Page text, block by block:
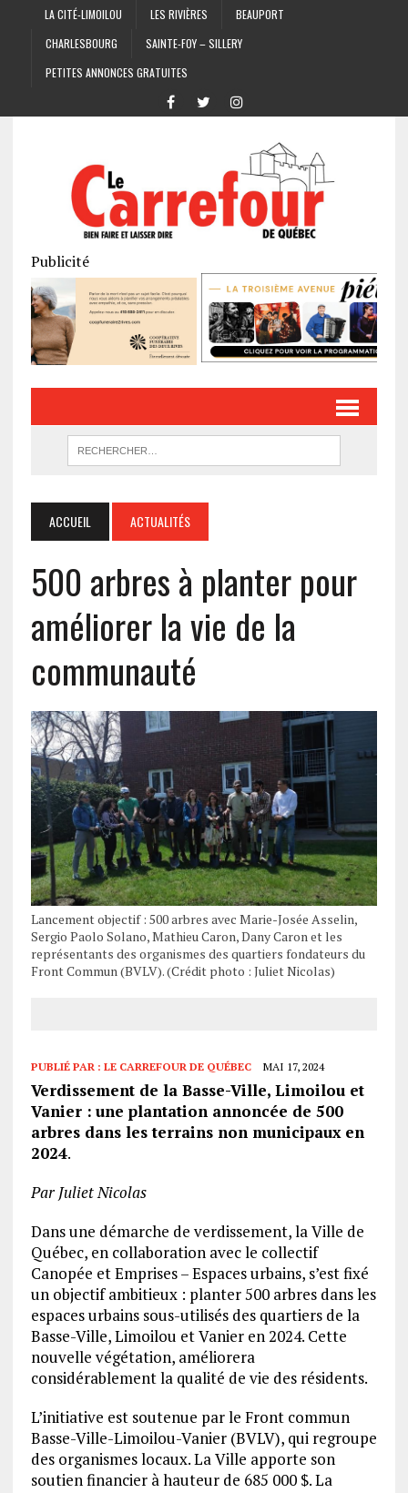
LA CITÉ-LIMOILOU LES RIVIÈRES
BEAUPORT
CHARLESBOURG
SAINTE-FOY – SILLERY
PETITES ANNONCES GRATUITES
Publicité
ACCUEIL ACTUALITÉS
500 arbres à planter pour
améliorer la vie de la
communauté
Lancement objectif : 500 arbres avec Marie-Josée Asselin,
Sergio Paolo Solano, Mathieu Caron, Dany Caron et les
représentants des organismes des quartiers fondateurs du
Front Commun (BVLV). (Crédit photo : Juliet Nicolas)
PUBLIÉ PAR : LE CARREFOUR DE QUÉBEC MAI 17, 2024
Verdissement de la Basse-Ville, Limoilou et
Vanier : une plantation annoncée de 500
arbres dans les terrains non municipaux en
2024.
Par Juliet Nicolas
Dans une démarche de verdissement, la Ville de
Québec, en collaboration avec le collectif
Canopée et Emprises – Espaces urbains, s’est fixé
un objectif ambitieux : planter 500 arbres dans les
espaces urbains sous-utilisés des quartiers de la
Basse-Ville, Limoilou et Vanier en 2024. Cette
nouvelle végétation, améliorera
considérablement la qualité de vie des résidents.
L’initiative est soutenue par le Front commun
Basse-Ville-Limoilou-Vanier (BVLV), qui regroupe
des organismes locaux. La Ville apporte son
soutien financier à hauteur de 685 000 $. La